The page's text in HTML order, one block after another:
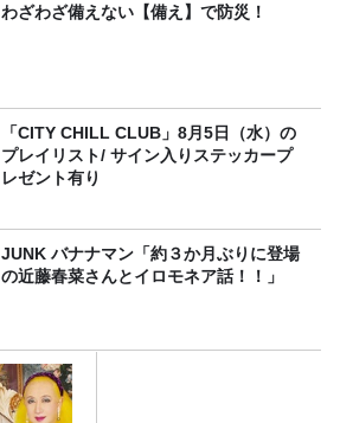
わざわざ備えない【備え】で防災！
「CITY CHILL CLUB」8月5日（水）の
プレイリスト/ サイン入りステッカープ
レゼント有り
JUNK バナナマン「約３か月ぶりに登場
の近藤春菜さんとイロモネア話！！」